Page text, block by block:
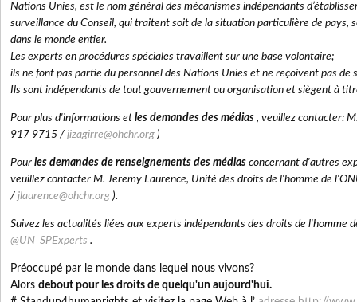
Nations Unies, est le nom général des mécanismes indépendants
surveillance du Conseil, qui traitent soit de la situation particulière de pays,
dans le monde entier.
Les experts en procédures spéciales travaillent sur une base volontaire;
ils ne font pas partie du personnel des Nations Unies et ne reçoivent pas de
Ils sont indépendants de tout gouvernement ou organisation et siègent à
Pour plus d'informations et les demandes des médias , veuillez contacter:
917 9715 / jizagirre@ohchr.org )
Pour les demandes de renseignements des médias concernant d'autres
veuillez contacter M. Jeremy Laurence, Unité des droits de l'homme de
/ jlaurence@ohchr.org ).
Suivez les actualités liées aux experts indépendants des droits de l'homme
@UN_SPExperts .
Préoccupé par le monde dans lequel nous vivons?
Alors debout pour les droits de quelqu'un aujourd'hui.